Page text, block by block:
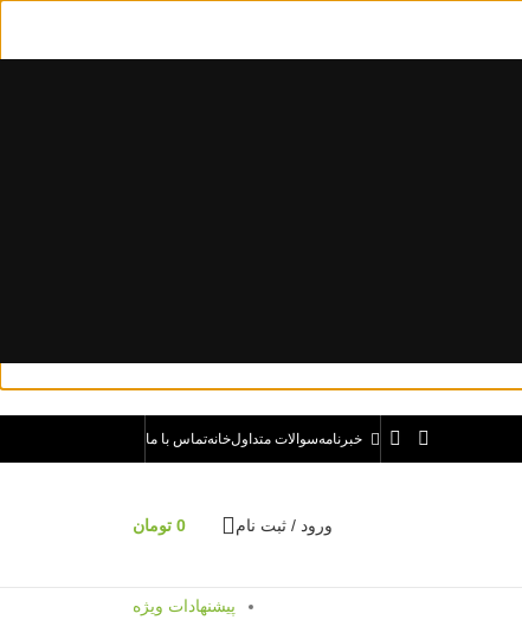
خبرنامهسوالات متداولخانهتماس با ما
ورود / ثبت نام 0 تومان
پیشنهادات ویژه